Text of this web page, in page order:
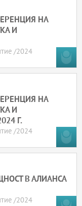
НА
И
/2024
НА
И
Г.
/2024
В АЛИАНСА
/2024